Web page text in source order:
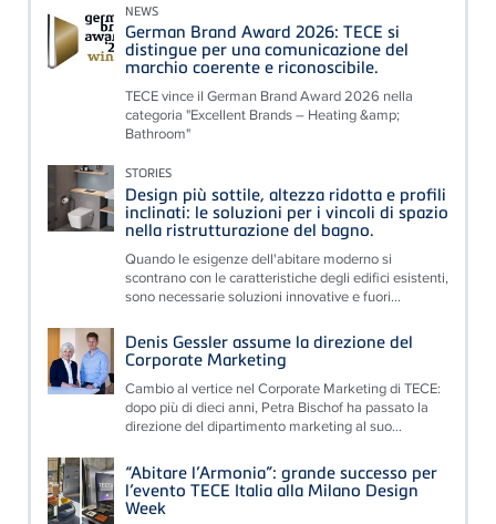
NEWS
German Brand Award 2026: TECE si
distingue per una comunicazione del
marchio coerente e riconoscibile.
TECE vince il German Brand Award 2026 nella
categoria "Excellent Brands – Heating &amp;
Bathroom"
STORIES
Design più sottile, altezza ridotta e profili
inclinati: le soluzioni per i vincoli di spazio
nella ristrutturazione del bagno.
Quando le esigenze dell'abitare moderno si
scontrano con le caratteristiche degli edifici esistenti,
sono necessarie soluzioni innovative e fuori...
Denis Gessler assume la direzione del
Corporate Marketing
Cambio al vertice nel Corporate Marketing di TECE:
dopo più di dieci anni, Petra Bischof ha passato la
direzione del dipartimento marketing al suo...
“Abitare l’Armonia”: grande successo per
l’evento TECE Italia alla Milano Design
Week